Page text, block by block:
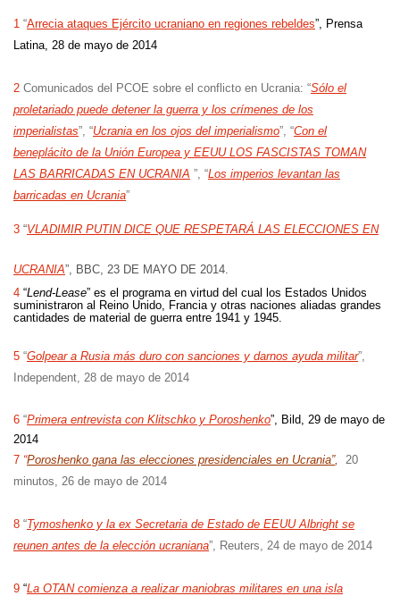
1 “Arrecia ataques Ejército ucraniano en regiones rebeldes”, Prensa
Latina, 28 de mayo de 2014
2 Comunicados del PCOE sobre el conflicto en Ucrania: “Sólo el
proletariado puede detener la guerra y los crímenes de los
imperialistas”, “Ucrania en los ojos del imperialismo”, “Con el
beneplácito de la Unión Europea y EEUU LOS FASCISTAS TOMAN
LAS BARRICADAS EN UCRANIA ”, “Los imperios levantan las
barricadas en Ucrania”
3 “VLADIMIR PUTIN DICE QUE RESPETARÁ LAS ELECCIONES EN
UCRANIA”, BBC, 23 DE MAYO DE 2014.
4 “Lend-Lease” es el programa en virtud del cual los Estados Unidos
suministraron al Reino Unido, Francia y otras naciones aliadas grandes
cantidades de material de guerra entre 1941 y 1945.
5 “Golpear a Rusia más duro con sanciones y darnos ayuda militar”,
Independent, 28 de mayo de 2014
6 “Primera entrevista con Klitschko y Poroshenko”, Bild, 29 de mayo de
2014
7 “Poroshenko gana las elecciones presidenciales en Ucrania”,
20
minutos, 26 de mayo de 2014
8 “Tymoshenko y la ex Secretaria de Estado de EEUU Albright se
reunen antes de la elección ucraniana”, Reuters, 24 de mayo de 2014
9 “La OTAN comienza a realizar maniobras militares en una isla